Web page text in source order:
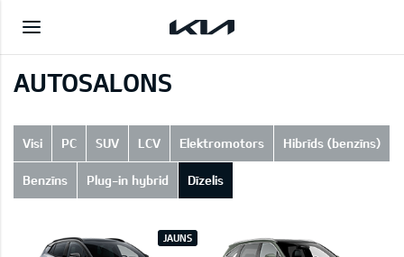
AUTOSALONS
Visi PC SUV LCV Elektromotors Hibrīds (benzīns)
Benzīns Plug-in hybrid Dīzelis
JAUNS